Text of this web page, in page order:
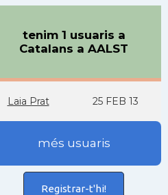
tenim 1 usuaris a
Catalans a AALST
Laia Prat 25 FEB 13
més usuaris
Registrar-t'hi!